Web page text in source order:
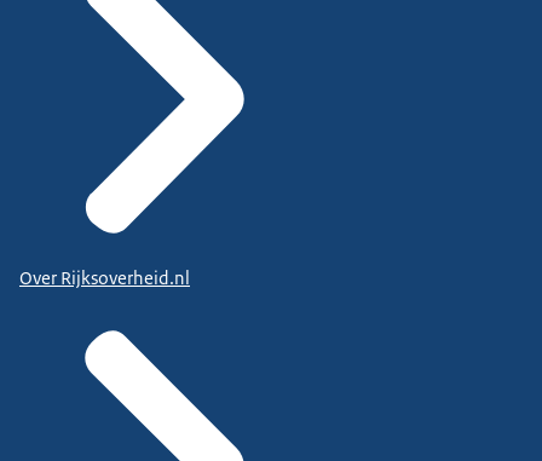
Over Rijksoverheid.nl